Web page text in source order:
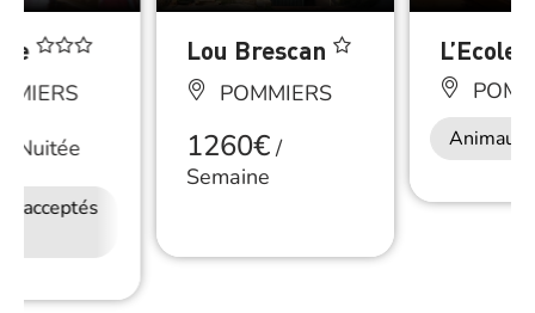
Nuitée
acceptés
Wifi
Lou Brescan
POMMIERS
1260€/
Semaine
L’Ecole
Animaux